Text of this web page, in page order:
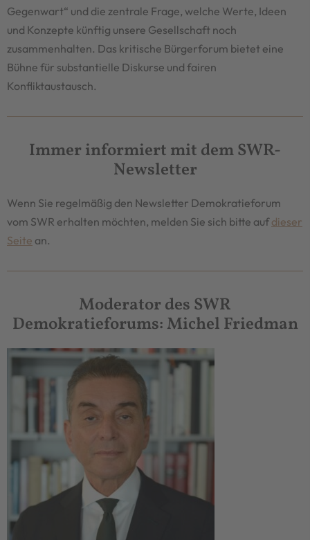
Gegenwart“ und die zentrale Frage, welche Werte, Ideen
und Konzepte künftig unsere Gesellschaft noch
zusammenhalten. Das kritische Bürgerforum bietet eine
Bühne für substantielle Diskurse und fairen
Konfliktaustausch.
Immer informiert mit dem SWR-
Newsletter
Wenn Sie regelmäßig den Newsletter Demokratieforum
vom SWR erhalten möchten, melden Sie sich bitte aufdieser
Seite an.
Moderator des SWR
Demokratieforums: Michel Friedman